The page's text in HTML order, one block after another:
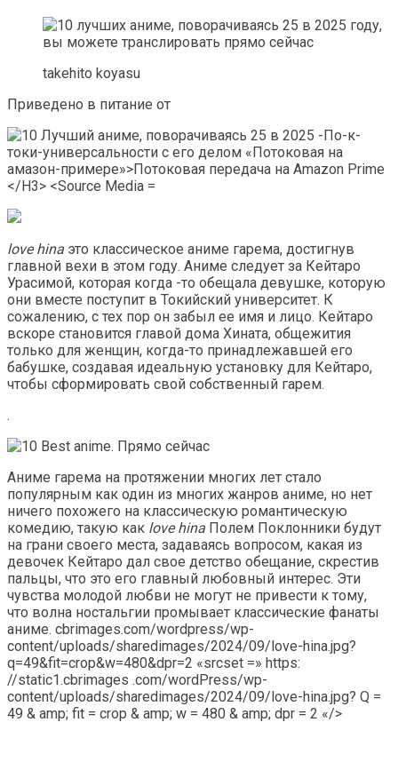
takehito koyasu
Приведено в питание от
love hina это классическое аниме гарема, достигнув
главной вехи в этом году. Аниме следует за Кейтаро
Урасимой, которая когда -то обещала девушке, которую
они вместе поступит в Токийский университет. К
сожалению, с тех пор он забыл ее имя и лицо. Кейтаро
вскоре становится главой дома Хината, общежития
только для женщин, когда-то принадлежавшей его
бабушке, создавая идеальную установку для Кейтаро,
чтобы сформировать свой собственный гарем.
.
Аниме гарема на протяжении многих лет стало
популярным как один из многих жанров аниме, но нет
ничего похожего на классическую романтическую
комедию, такую ​​как love hina Полем Поклонники будут
на грани своего места, задаваясь вопросом, какая из
девочек Кейтаро дал свое детство обещание, скрестив
пальцы, что это его главный любовный интерес. Эти
чувства молодой любви не могут не привести к тому,
что волна ностальгии промывает классические фанаты
аниме. cbrimages.com/wordpress/wp-
content/uploads/sharedimages/2024/09/love-hina.jpg?
q=49&fit=crop&w=480&dpr=2 «srcset =» https:
//static1.cbrimages .com/wordPress/wp-
content/uploads/sharedimages/2024/09/love-hina.jpg? Q =
49 & amp; fit = crop & amp; w = 480 & amp; dpr = 2 «/>